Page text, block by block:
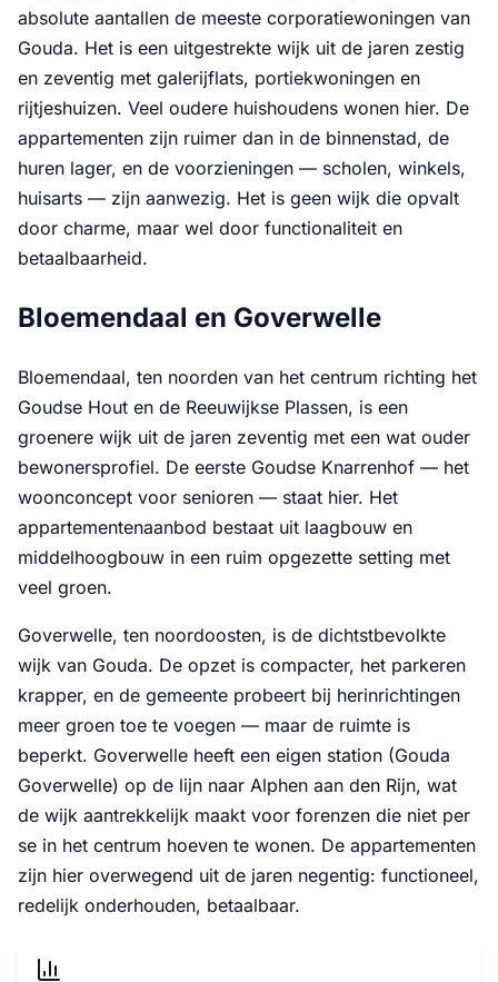
absolute aantallen de meeste corporatiewoningen van
Gouda. Het is een uitgestrekte wijk uit de jaren zestig
en zeventig met galerijflats, portiekwoningen en
rijtjeshuizen. Veel oudere huishoudens wonen hier. De
appartementen zijn ruimer dan in de binnenstad, de
huren lager, en de voorzieningen — scholen, winkels,
huisarts — zijn aanwezig. Het is geen wijk die opvalt
door charme, maar wel door functionaliteit en
betaalbaarheid.
Bloemendaal en Goverwelle
Bloemendaal, ten noorden van het centrum richting het
Goudse Hout en de Reeuwijkse Plassen, is een
groenere wijk uit de jaren zeventig met een wat ouder
bewonersprofiel. De eerste Goudse Knarrenhof — het
woonconcept voor senioren — staat hier. Het
appartementenaanbod bestaat uit laagbouw en
middelhoogbouw in een ruim opgezette setting met
veel groen.
Goverwelle, ten noordoosten, is de dichtstbevolkte
wijk van Gouda. De opzet is compacter, het parkeren
krapper, en de gemeente probeert bij herinrichtingen
meer groen toe te voegen — maar de ruimte is
beperkt. Goverwelle heeft een eigen station (Gouda
Goverwelle) op de lijn naar Alphen aan den Rijn, wat
de wijk aantrekkelijk maakt voor forenzen die niet per
se in het centrum hoeven te wonen. De appartementen
zijn hier overwegend uit de jaren negentig: functioneel,
redelijk onderhouden, betaalbaar.